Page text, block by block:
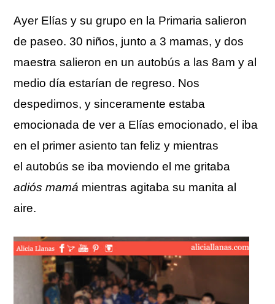
Ayer Elías y su grupo en la Primaria salieron
de paseo. 30 niños, junto a 3 mamas, y dos
maestra salieron en un autobús a las 8am y al
medio día estarían de regreso. Nos
despedimos, y sinceramente estaba
emocionada de ver a Elías emocionado, el iba
en el primer asiento tan feliz y mientras
el autobús se iba moviendo el me gritaba
adiós mamá mientras agitaba su manita al
aire.